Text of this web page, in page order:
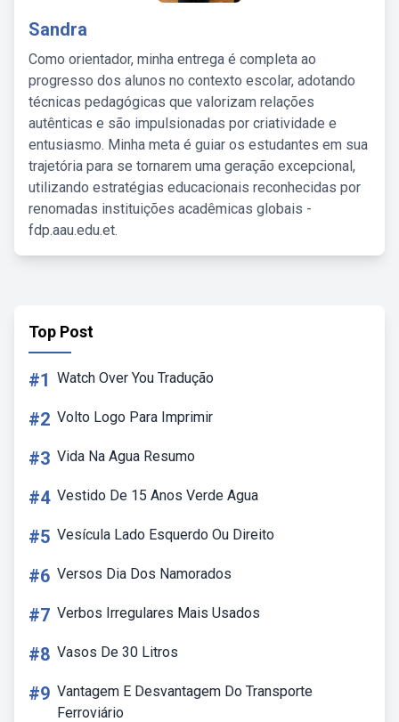
Sandra
Como orientador, minha entrega é completa ao
progresso dos alunos no contexto escolar, adotando
técnicas pedagógicas que valorizam relações
autênticas e são impulsionadas por criatividade e
entusiasmo. Minha meta é guiar os estudantes em sua
trajetória para se tornarem uma geração excepcional,
utilizando estratégias educacionais reconhecidas por
renomadas instituições acadêmicas globais -
fdp.aau.edu.et.
Top Post
#1 Watch Over You Tradução
#2 Volto Logo Para Imprimir
#3 Vida Na Agua Resumo
#4 Vestido De 15 Anos Verde Agua
#5 Vesícula Lado Esquerdo Ou Direito
#6 Versos Dia Dos Namorados
#7 Verbos Irregulares Mais Usados
#8 Vasos De 30 Litros
#9 Vantagem E Desvantagem Do Transporte
Ferroviário